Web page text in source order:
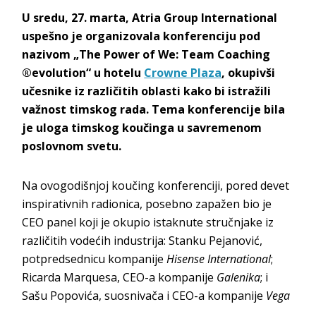
U sredu, 27. marta, Atria Group International
uspešno je organizovala konferenciju pod
nazivom „The Power of We: Team Coaching
®evolution“ u hotelu Crowne Plaza, okupivši
učesnike iz različitih oblasti kako bi istražili
važnost timskog rada. Tema konferencije bila
je uloga timskog koučinga u savremenom
poslovnom svetu.
Na ovogodišnjoj koučing konferenciji, pored devet
inspirativnih radionica, posebno zapažen bio je
CEO panel koji je okupio istaknute stručnjake iz
različitih vodećih industrija: Stanku Pejanović,
potpredsednicu kompanijeHisense International;
Ricarda Marquesa, CEO-a kompanije Galenika; i
Sašu Popovića, suosnivača i CEO-a kompanije Vega